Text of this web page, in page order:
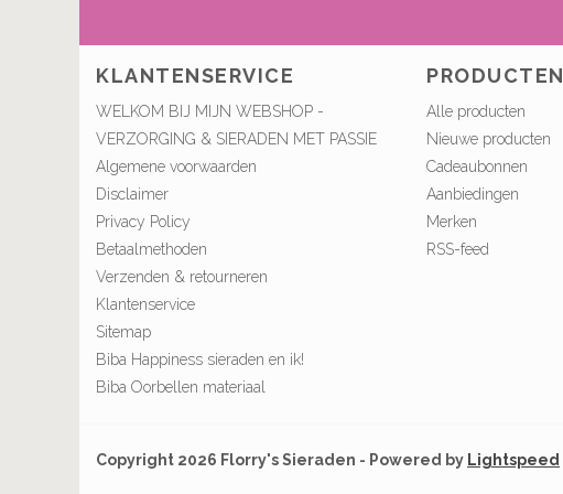
KLANTENSERVICE
WELKOM BIJ MIJN WEBSHOP -
VERZORGING & SIERADEN MET PASSIE
Algemene voorwaarden
Disclaimer
Privacy Policy
Betaalmethoden
Verzenden & retourneren
Klantenservice
Sitemap
Biba Happiness sieraden en ik!
Biba Oorbellen materiaal
PRODUCTEN
Alle producten
Nieuwe producten
Cadeaubonnen
Aanbiedingen
Merken
RSS-feed
Copyright 2026 Florry's Sieraden - Powered by Lightspeed